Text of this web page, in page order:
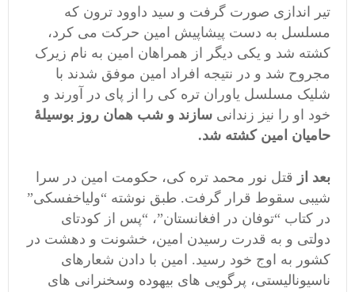
تیر اندازی صورت گرفت و سید داوود ترون که
مسلسل به دست پیشاپیش امین حرکت می کرد،
کشته شد و یکی دیگر از همراهان امین به نام زیرک
مجروح شد و در نتیجه افراد امین موفق شدند با
شلیک مسلسل یاوران تره کی را از پای در آورند و
خود او را نیز زندانی سازند و شب همان روز بوسیلۀ
حامیان امین کشته شد.
بعد از قتل نور محمد تره کی، حکومت امین در سرا
شیبی سقوط قرار گرفت. طبق نوشته “ولیاخفسکی”
در کتاب “توفان در افغانستان”، “پس از کودتای
دولتی و به قدرت رسیدن امین، خشونت و دهشت در
کشور به اوج خود رسید. امین با دادن شعارهای
ناسیونالیستی، پرگویی های بیهوده وسخنرانی های